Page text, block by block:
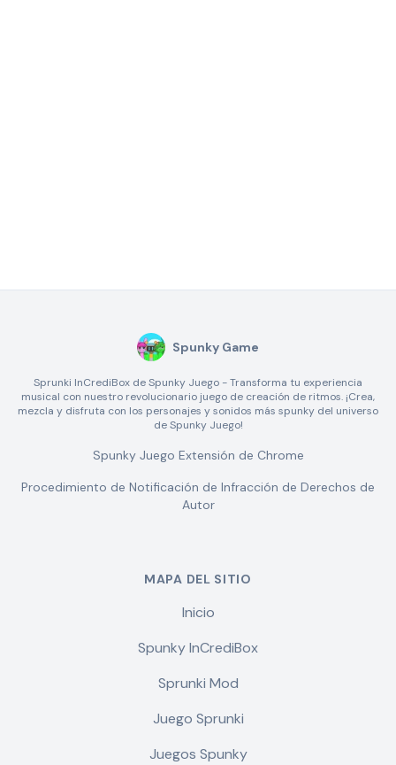
Spunky Game
Sprunki InCrediBox de Spunky Juego - Transforma tu experiencia
musical con nuestro revolucionario juego de creación de ritmos. ¡Crea,
mezcla y disfruta con los personajes y sonidos más spunky del universo
de Spunky Juego!
Spunky Juego Extensión de Chrome
Procedimiento de Notificación de Infracción de Derechos de
Autor
MAPA DEL SITIO
Inicio
Spunky InCrediBox
Sprunki Mod
Juego Sprunki
Juegos Spunky